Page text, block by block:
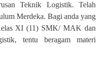
Teknik Logistik. Telah
Merdeka. Bagi anda yang
XI (11) SMK/ MAK dan
tentu beragam materi